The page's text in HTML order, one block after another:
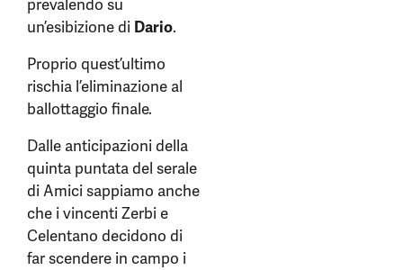
prevalendo su
un’esibizione di Dario.
Proprio quest’ultimo
rischia l’eliminazione al
ballottaggio finale.
Dalle anticipazioni della
quinta puntata del serale
di Amici sappiamo anche
che i vincenti Zerbi e
Celentano decidono di
far scendere in campo i